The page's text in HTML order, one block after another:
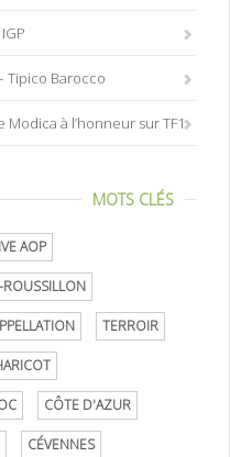
Tipico Barocco
Modica à l’honneur sur TF1
MOTS CLÉS
AOP
TERROIR
CÔTE D'AZUR
CÉVENNES